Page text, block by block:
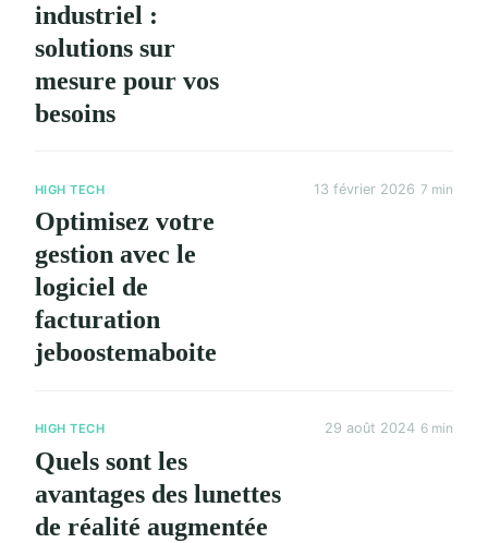
industriel :
solutions sur
mesure pour vos
besoins
HIGH TECH
Optimisez votre
gestion avec le
logiciel de
facturation
jeboostemaboite
13 février 2026 7 min
HIGH TECH
Quels sont les
avantages des lunettes
de réalité augmentée
29 août 2024 6 min